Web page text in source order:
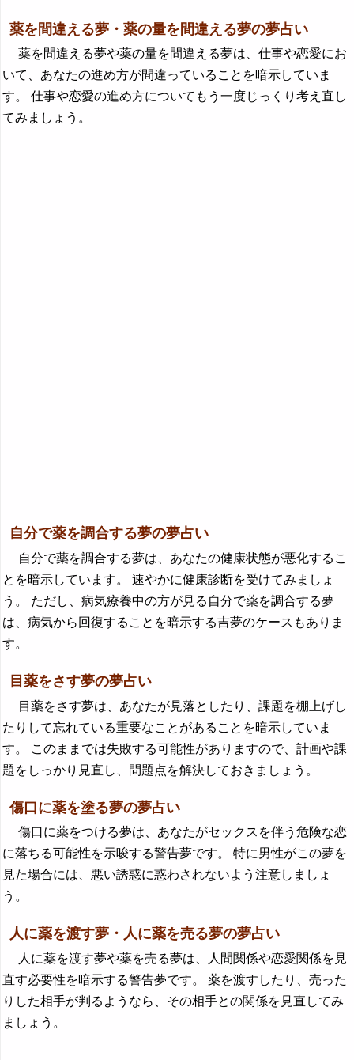
薬を間違える夢・薬の量を間違える夢の夢占い
薬を間違える夢や薬の量を間違える夢は、仕事や恋愛にお
いて、あなたの進め方が間違っていることを暗示していま
す。 仕事や恋愛の進め方についてもう一度じっくり考え直し
てみましょう。
自分で薬を調合する夢の夢占い
自分で薬を調合する夢は、あなたの健康状態が悪化するこ
とを暗示しています。 速やかに健康診断を受けてみましょ
う。 ただし、病気療養中の方が見る自分で薬を調合する夢
は、病気から回復することを暗示する吉夢のケースもありま
す。
目薬をさす夢の夢占い
目薬をさす夢は、あなたが見落としたり、課題を棚上げし
たりして忘れている重要なことがあることを暗示していま
す。 このままでは失敗する可能性がありますので、計画や課
題をしっかり見直し、問題点を解決しておきましょう。
傷口に薬を塗る夢の夢占い
傷口に薬をつける夢は、あなたがセックスを伴う危険な恋
に落ちる可能性を示唆する警告夢です。 特に男性がこの夢を
見た場合には、悪い誘惑に惑わされないよう注意しましょ
う。
人に薬を渡す夢・人に薬を売る夢の夢占い
人に薬を渡す夢や薬を売る夢は、人間関係や恋愛関係を見
直す必要性を暗示する警告夢です。 薬を渡すしたり、売った
りした相手が判るようなら、その相手との関係を見直してみ
ましょう。